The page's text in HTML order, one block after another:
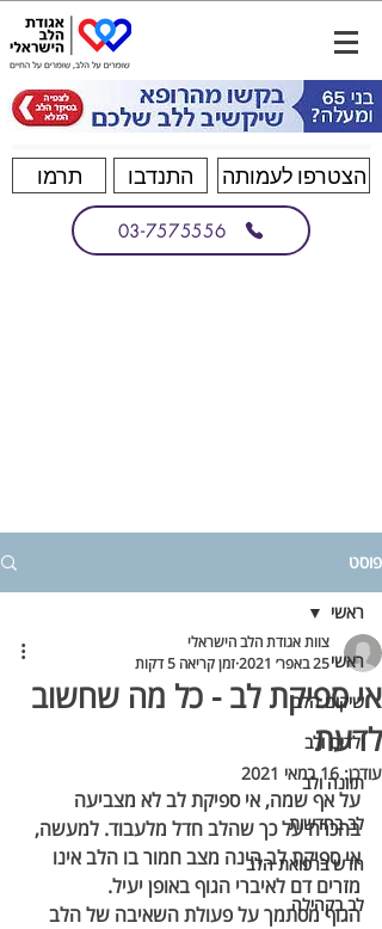
תרמו התנדבו הצטרפו לעמותה
03-7575556
פוסט
ראשי
שיקום הלב
ילדים ולב
תזונה ולב
לב בחדשות
חדש ברפואת הלב
לב בקהילה
ראשי
אי ספיקת לב - כל מה שחשוב
לדעת
צוות אגודת הלב הישראלי
25 באפר׳ 2021
זמן קריאה 5 דקות
עודכן:16 במאי 2021
על אף שמה, אי ספיקת לב לא מצביעה
בהכרח על כך שהלב חדל מלעבוד. למעשה,
אי ספיקת לב הינה מצב חמור בו הלב אינו
מזרים דם לאיברי הגוף באופן יעיל.
הגוף מסתמך על פעולת השאיבה של הלב